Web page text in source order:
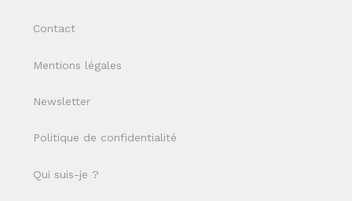
Contact
Mentions légales
Newsletter
Politique de confidentialité
Qui suis-je ?